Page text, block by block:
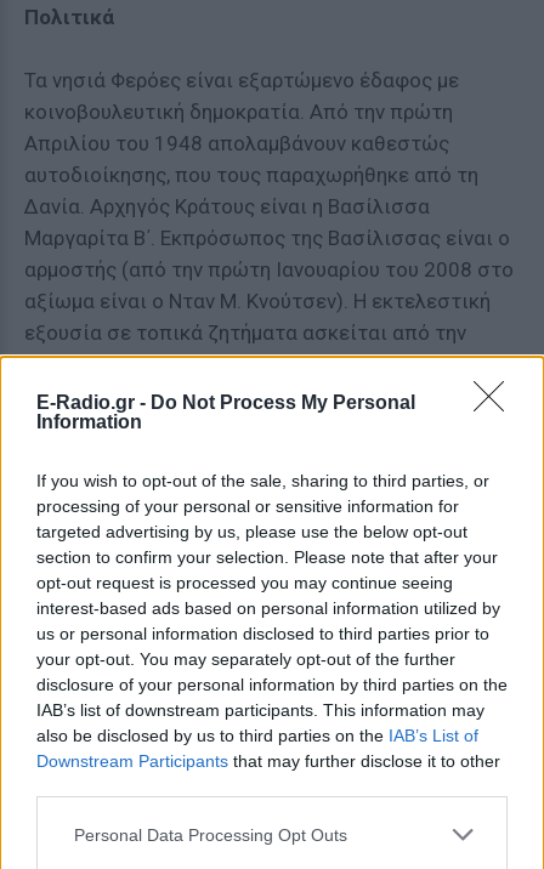
E-Radio.gr - Do Not Process My Personal
Information
If you wish to opt-out of the sale, sharing to third parties, or
processing of your personal or sensitive information for
targeted advertising by us, please use the below opt-out
section to confirm your selection. Please note that after your
opt-out request is processed you may continue seeing
interest-based ads based on personal information utilized by
us or personal information disclosed to third parties prior to
your opt-out. You may separately opt-out of the further
disclosure of your personal information by third parties on the
IAB’s list of downstream participants. This information may
also be disclosed by us to third parties on the IAB’s List of
Downstream Participants that may further disclose it to other
Personal Data Processing Opt Outs
Πολιτικά
Τα νησιά Φερόες είναι εξαρτώμενο έδαφος με
κοινοβουλευτική δημοκρατία. Από την πρώτη
Απριλίου του 1948 απολαμβάνουν καθεστώς
αυτοδιοίκησης, που τους παραχωρήθηκε από τη
Δανία. Αρχηγός Κράτους είναι η Βασίλισσα
Μαργαρίτα Β΄. Εκπρόσωπος της Βασίλισσας είναι ο
αρμοστής (από την πρώτη Ιανουαρίου του 2008 στο
αξίωμα είναι ο Νταν Μ. Κνούτσεν). H εκτελεστική
εξουσία σε τοπικά ζητήματα ασκείται από την
κυβέρνηση των Φερόων Νήσων. Αρχηγός της
Κυβέρνησης είναι ο Πρωθυπουργός, στα πλαίσια
ενός πολυκομματικού συστήματος. Δικαίωμα
Πρωθυπουργός των Φερόων Νήσων είναι ο Κάι Λέο
Γιοχάνεσεν από το Σεπτέμβριο του 2008. Η
νομοθετική εξουσία ασκείται από την κυβέρνηση
και τη Βουλή, που ονομάζεται Løgting ,
απαρτιζόμενη από 33 μέλη. Η δικαστική εξουσία
είναι ανύπαρκτη. Οι τελευταίες βουλευτικές
εκλογές διεξήχθησαν στις 19 Ιανουαρίου του 2008.
Στις 13 Νοεμβρίου του 2007 διεξήχθησαν εκλογές
για δύο έδρες στο Κοινοβούλιο της Δανίας. Από μία
έδρα πήραν το Κόμμα της Ένωσης και το
Εκλογές 2008